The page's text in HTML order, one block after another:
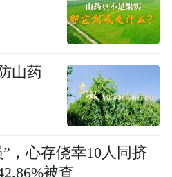
山药
，心存侥幸10人同挤
被查